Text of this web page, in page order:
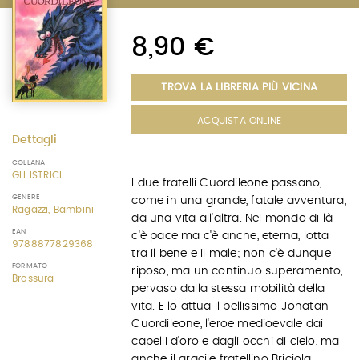
Dettagli
COLLANA
GLI ISTRICI
GENERE
Ragazzi, Bambini
EAN
9788877829368
FORMATO
Brossura
8,90 €
TROVA LA LIBRERIA PIÙ VICINA
ACQUISTA ONLINE
I due fratelli Cuordileone passano,
come in una grande, fatale avventura,
da una vita all'altra. Nel mondo di là
c'è pace ma c'è anche, eterna, lotta
tra il bene e il male; non c'è dunque
riposo, ma un continuo superamento,
pervaso dalla stessa mobilità della
vita. E lo attua il bellissimo Jonatan
Cuordileone, l'eroe medioevale dai
capelli d'oro e dagli occhi di cielo, ma